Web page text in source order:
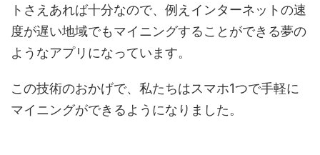
トさえあれば十分なので、例えインターネットの速
度が遅い地域でもマイニングすることができる夢の
ようなアプリになっています。
この技術のおかげで、私たちはスマホ1つで手軽に
マイニングができるようになりました。